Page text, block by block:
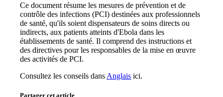
Ce document résume les mesures de prévention et de
contrôle des infections (PCI) destinées aux professionnels
de santé, qu'ils soient dispensateurs de soins directs ou
indirects, aux patients atteints d'Ebola dans les
établissements de santé. Il comprend des instructions et
des directives pour les responsables de la mise en œuvre
des activités de PCI.
Consultez les conseils dans Anglais ici.
Partager cet article